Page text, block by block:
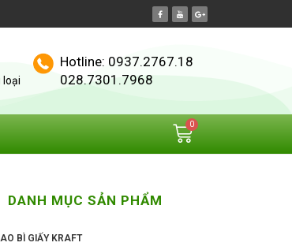
loại
Hotline: 0937.2767.18
028.7301.7968
DANH MỤC SẢN PHẨM
BÌ GIẤY KRAFT